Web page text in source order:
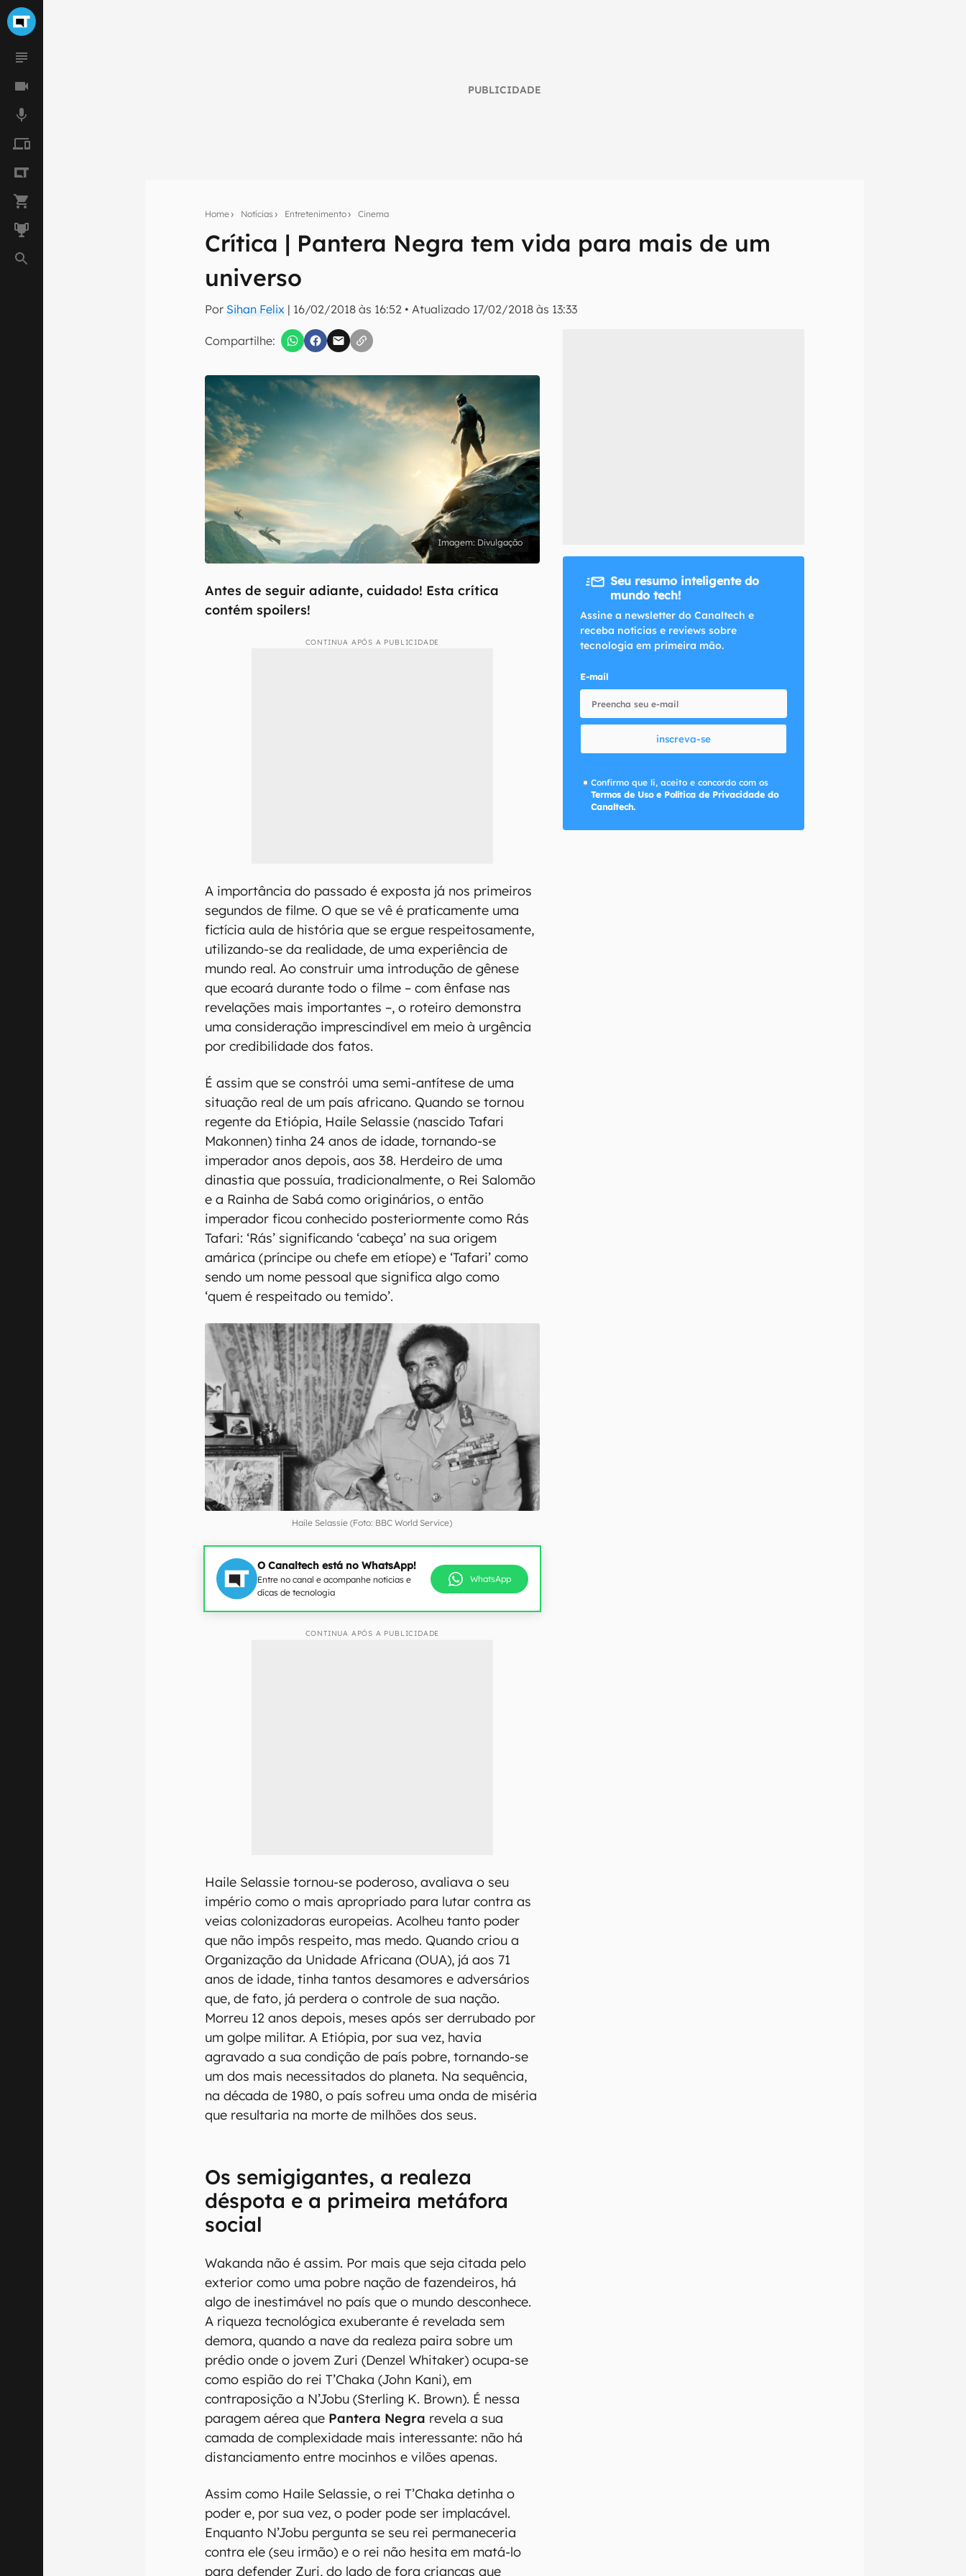
PUBLICIDADE
Home Notícias Entretenimento Cinema
Crítica | Pantera Negra tem vida para mais de um
universo
PorSihan Felix | 16/02/2018 às 16:52 •Atualizado 17/02/2018 às 13:33
Compartilhe:
Seu resumo inteligente do mundo tech!
Assine a newsletter do Canaltech e receba notícias e reviews sobre tecnologia em primeira
inscreva-se
Confirmo que li, aceito e concordo com os Termos de Uso e Política de Privacidade do Canaltech.
Divulgação
Antes de seguir adiante, cuidado! Esta crítica
contém spoilers!
CONTINUA APÓS A PUBLICIDADE
A importância do passado é exposta já nos primeiros
segundos de filme. O que se vê é praticamente uma
fictícia aula de história que se ergue respeitosamente,
utilizando-se da realidade, de uma experiência de
mundo real. Ao construir uma introdução de gênese
que ecoará durante todo o filme – com ênfase nas
revelações mais importantes –, o roteiro demonstra
uma consideração imprescindível em meio à urgência
por credibilidade dos fatos.
É assim que se constrói uma semi-antítese de uma
situação real de um país africano. Quando se tornou
regente da Etiópia, Haile Selassie (nascido Tafari
Makonnen) tinha 24 anos de idade, tornando-se
imperador anos depois, aos 38. Herdeiro de uma
dinastia que possuía, tradicionalmente, o Rei Salomão
e a Rainha de Sabá como originários, o então
imperador ficou conhecido posteriormente como Rás
Tafari: ‘Rás’ significando ‘cabeça’ na sua origem
amárica (príncipe ou chefe em etíope) e ‘Tafari’ como
sendo um nome pessoal que significa algo como
‘quem é respeitado ou temido’.
Haile Selassie (Foto: BBC World Service)
O Canaltech está no WhatsApp!
Entre no canal e acompanhe notícias e
dicas de tecnologia
WhatsApp
CONTINUA APÓS A PUBLICIDADE
Haile Selassie tornou-se poderoso, avaliava o seu
império como o mais apropriado para lutar contra as
veias colonizadoras europeias. Acolheu tanto poder
que não impôs respeito, mas medo. Quando criou a
Organização da Unidade Africana (OUA), já aos 71
anos de idade, tinha tantos desamores e adversários
que, de fato, já perdera o controle de sua nação.
Morreu 12 anos depois, meses após ser derrubado por
um golpe militar. A Etiópia, por sua vez, havia
agravado a sua condição de país pobre, tornando-se
um dos mais necessitados do planeta. Na sequência,
na década de 1980, o país sofreu uma onda de miséria
que resultaria na morte de milhões dos seus.
Os semigigantes, a realeza
déspota e a primeira metáfora
social
Wakanda não é assim. Por mais que seja citada pelo
exterior como uma pobre nação de fazendeiros, há
algo de inestimável no país que o mundo desconhece.
A riqueza tecnológica exuberante é revelada sem
demora, quando a nave da realeza paira sobre um
prédio onde o jovem Zuri (Denzel Whitaker) ocupa-se
como espião do rei T’Chaka (John Kani), em
contraposição a N’Jobu (Sterling K. Brown). É nessa
paragem aérea que Pantera Negra revela a sua
camada de complexidade mais interessante: não há
distanciamento entre mocinhos e vilões apenas.
Assim como Haile Selassie, o rei T’Chaka detinha o
poder e, por sua vez, o poder pode ser implacável.
Enquanto N’Jobu pergunta se seu rei permaneceria
contra ele (seu irmão) e o rei não hesita em matá-lo
para defender Zuri, do lado de fora crianças que
Seu resumo inteligente do
mundo tech!
Assine a newsletter do Canaltech e
receba notícias e reviews sobre
tecnologia em primeira mão.
E-mail
inscreva-se
Confirmo que li, aceito e concordo com os
Termos de Uso e Política de Privacidade do
Canaltech.